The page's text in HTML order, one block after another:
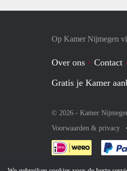
Op Kamer Nijmegen
Over ons Contact
Gratis je Kamer
© 2026 - Kamer
Voorwaarden & privacy